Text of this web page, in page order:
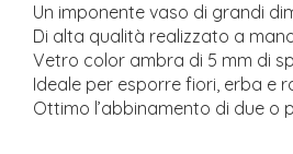
Un imponente vaso di grandi
Di alta qualità realizzato a
Vetro color ambra di 5 mm di
Ideale per esporre fiori, erba e
Ottimo l’abbinamento di due o